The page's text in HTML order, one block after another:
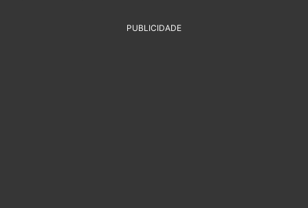
PUBLICIDADE